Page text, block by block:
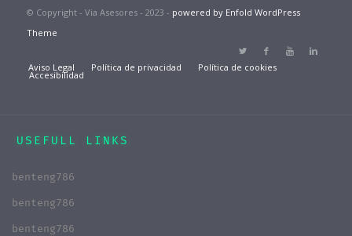
© Copyright - Via Asesores - 2023 - powered by Enfold WordPress
Theme
Aviso Legal Política de privacidad Política de cookies
Accesibilidad
USEFULL LINKS
benteng786
benteng786
benteng786